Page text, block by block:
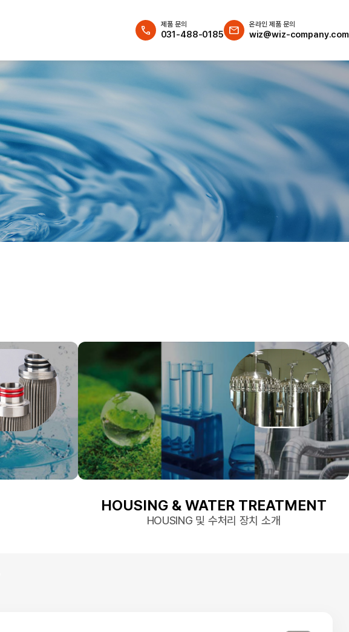
call 제품 문의
031-488-0185 email 온라인 제품 문의
wiz@wiz-company.com
HOUSING & WATER TREATMENT
HOUSING 및 수처리 장치 소개